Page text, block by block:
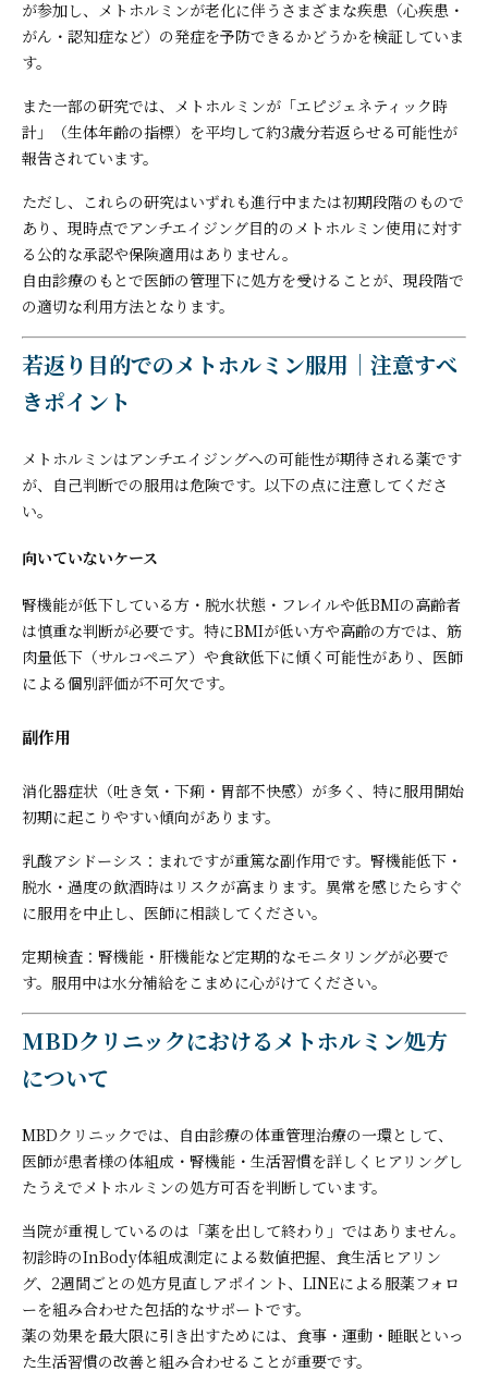
が参加し、メトホルミンが老化に伴うさまざまな疾患（心疾患・
がん・認知症など）の発症を予防できるかどうかを検証していま
す。
また一部の研究では、メトホルミンが「エピジェネティック時
計」（生体年齢の指標）を平均して約3歳分若返らせる可能性が
報告されています。
ただし、これらの研究はいずれも進行中または初期段階のもので
あり、現時点でアンチエイジング目的のメトホルミン使用に対す
る公的な承認や保険適用はありません。
自由診療のもとで医師の管理下に処方を受けることが、現段階で
の適切な利用方法となります。
若返り目的でのメトホルミン服用｜注意すべ
きポイント
メトホルミンはアンチエイジングへの可能性が期待される薬です
が、自己判断での服用は危険です。以下の点に注意してくださ
い。
向いていないケース
腎機能が低下している方・脱水状態・フレイルや低BMIの高齢者
は慎重な判断が必要です。特にBMIが低い方や高齢の方では、筋
肉量低下（サルコペニア）や食欲低下に傾く可能性があり、医師
による個別評価が不可欠です。
副作用
消化器症状（吐き気・下痢・胃部不快感）が多く、特に服用開始
初期に起こりやすい傾向があります。
乳酸アシドーシス：まれですが重篤な副作用です。腎機能低下・
脱水・過度の飲酒時はリスクが高まります。異常を感じたらすぐ
に服用を中止し、医師に相談してください。
定期検査：腎機能・肝機能など定期的なモニタリングが必要で
す。服用中は水分補給をこまめに心がけてください。
MBDクリニックにおけるメトホルミン処方
について
MBDクリニックでは、自由診療の体重管理治療の一環として、
医師が患者様の体組成・腎機能・生活習慣を詳しくヒアリングし
たうえでメトホルミンの処方可否を判断しています。
当院が重視しているのは「薬を出して終わり」ではありません。
初診時のInBody体組成測定による数値把握、食生活ヒアリン
グ、2週間ごとの処方見直しアポイント、LINEによる服薬フォロ
ーを組み合わせた包括的なサポートです。
薬の効果を最大限に引き出すためには、食事・運動・睡眠といっ
た生活習慣の改善と組み合わせることが重要です。